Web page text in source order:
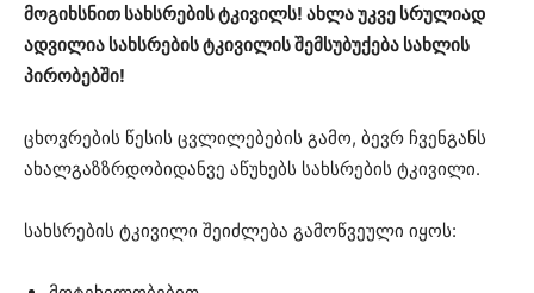
მოგიხსნით სახსრების ტკივილს! ახლა უკვე სრულიად
ადვილია სახსრების ტკივილის შემსუბუქება სახლის
პირობებში!
ცხოვრების წესის ცვლილებების გამო, ბევრ ჩვენგანს
ახალგაზზრდობიდანვე აწუხებს სახსრების ტკივილი.
სახსრების ტკივილი შეიძლება გამოწვეული იყოს: